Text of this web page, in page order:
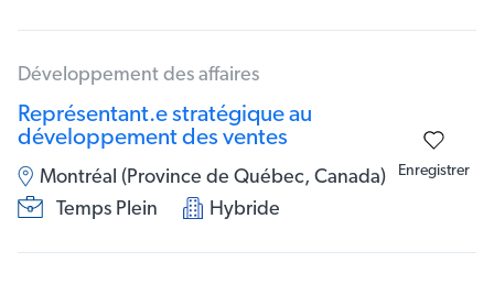
Développement des affaires
Représentant.e stratégique au
développement des ventes
Montréal (Province de Québec, Canada)
Temps Plein
Hybride
Enregistrer